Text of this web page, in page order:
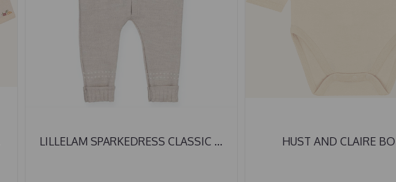
LILLELAM SPARKEDRESS CLASSIC ... HUST AND CLAIRE